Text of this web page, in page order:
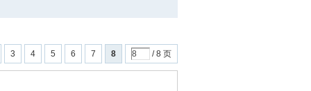
3 4 5 6 7 8 / 8 页